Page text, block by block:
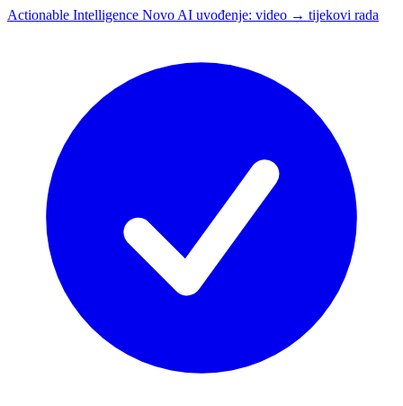
Actionable Intelligence Novo AI uvođenje: video → tijekovi rada